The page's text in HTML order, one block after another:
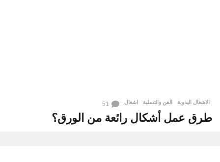
الاشغال اليدوية ,
الفن والتسلية اشغال 51
طرق عمل أشكال رائعة من الورق؟